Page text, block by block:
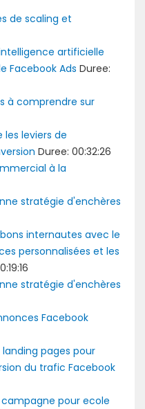
de scaling et
artificielle
Facebook Ads Duree:
à comprendre sur
leviers de
Duree: 00:32:26
à la
stratégie d'enchères
internautes avec le
personnalisées et les
stratégie d'enchères
Facebook
pages pour
du trafic Facebook
pour ecole